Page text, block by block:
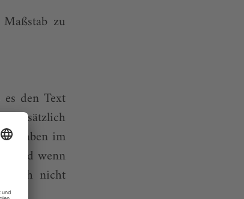
zu
den Text
haben im
Und wenn
ich nicht